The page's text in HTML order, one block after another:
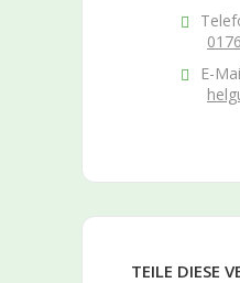
E-
TEILE DIESE